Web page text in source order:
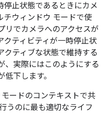
停止状態であるときにカメ
チウィンドウ モードで使
リでカメラへのアクセスが
クティビティが一時停止状
クティブな状態で維持する
、実際にはこのようにする
下します。
ードのコンテキストで共
うのに最も適切なライフ